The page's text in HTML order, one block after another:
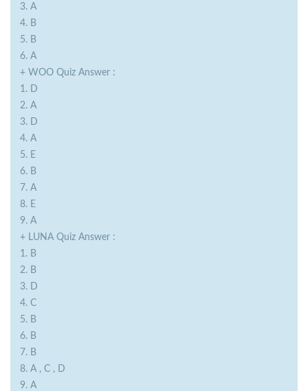
3. A
4. B
5. B
6. A
+ WOO Quiz Answer :
1. D
2. A
3. D
4. A
5. E
6. B
7. A
8. E
9. A
+ LUNA Quiz Answer :
1. B
2. B
3. D
4. C
5. B
6. B
7. B
8. A , C , D
9. A